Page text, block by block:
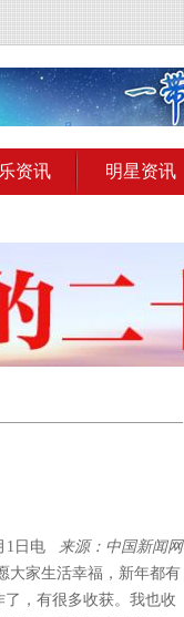
资讯 明星资讯
来源：中国新闻网
日电
大家生活幸福，新年都有
，有很多收获。我也收